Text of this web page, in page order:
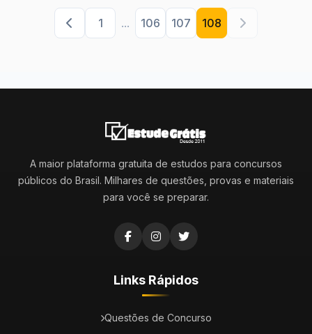
1 ... 106 107 108
A maior plataforma gratuita de estudos para concursos
públicos do Brasil. Milhares de questões, provas e materiais
para você se preparar.
Links Rápidos
Questões de Concurso